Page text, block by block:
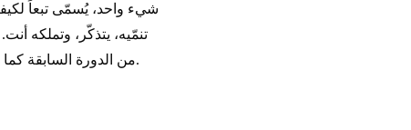
: شيء واحد، يُسمّى تبعاً
تنمّيه، يتذكّر، وتملكه
من الدورة السابقة كما هي؛ وكل ما حولهما هو ما يتغيّر.